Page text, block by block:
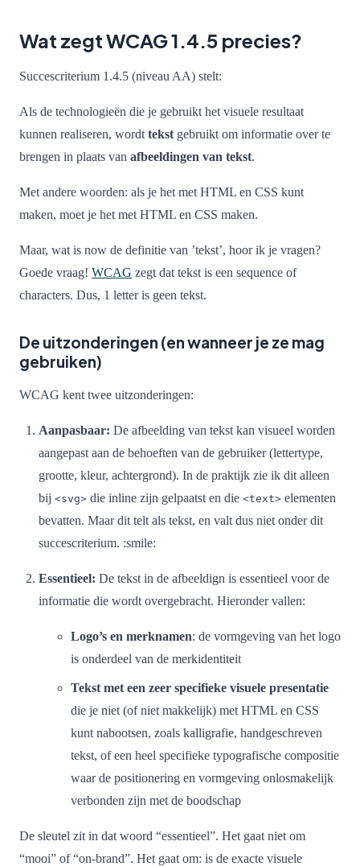
Wat zegt WCAG 1.4.5 precies?
Succescriterium 1.4.5 (niveau AA) stelt:
Als de technologieën die je gebruikt het visuele resultaat
kunnen realiseren, wordt tekst gebruikt om informatie over te
brengen in plaats van afbeeldingen van tekst.
Met andere woorden: als je het met HTML en CSS kunt
maken, moet je het met HTML en CSS maken.
Maar, wat is now de definitie van ’tekst’, hoor ik je vragen?
Goede vraag! WCAG zegt dat tekst is een sequence of
characters. Dus, 1 letter is geen tekst.
De uitzonderingen (en wanneer je ze mag
gebruiken)
WCAG kent twee uitzonderingen:
Aanpasbaar: De afbeelding van tekst kan visueel worden
aangepast aan de behoeften van de gebruiker (lettertype,
grootte, kleur, achtergrond). In de praktijk zie ik dit alleen
bij <svg> die inline zijn gelpaatst en die <text> elementen
bevatten. Maar dit telt als tekst, en valt dus niet onder dit
succescriterium. :smile:
Essentieel: De tekst in de afbeeldign is essentieel voor de
informatie die wordt overgebracht. Hieronder vallen:
Logo’s en merknamen: de vormgeving van het logo
is onderdeel van de merkidentiteit
Tekst met een zeer specifieke visuele presentatie
die je niet (of niet makkelijk) met HTML en CSS
kunt nabootsen, zoals kalligrafie, handgeschreven
tekst, of een heel specifieke typografische compositie
waar de positionering en vormgeving onlosmakelijk
verbonden zijn met de boodschap
De sleutel zit in dat woord “essentieel”. Het gaat niet om
“mooi” of “on-brand”. Het gaat om: is de exacte visuele